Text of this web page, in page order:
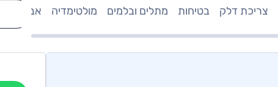
צריכת דלק בטיחות מתלים ובלמים מולטימדיה אבזור